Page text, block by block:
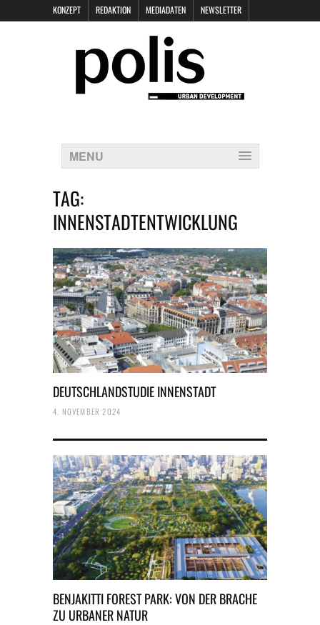
KONZEPT REDAKTION MEDIADATEN NEWSLETTER
DATENSCHUTZ
MENU
TAG:
INNENSTADTENTWICKLUNG
DEUTSCHLANDSTUDIE INNENSTADT
4. NOVEMBER 2024
BENJAKITTI FOREST PARK: VON DER BRACHE
ZU URBANER NATUR